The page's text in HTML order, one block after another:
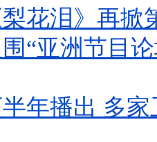
花泪》再掀
围“亚洲节目
半年播出 多